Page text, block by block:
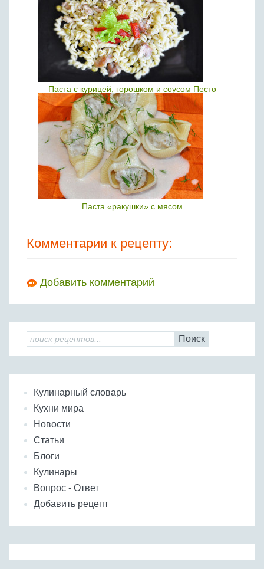
Паста с курицей, горошком и соусом Песто
Паста «ракушки» с мясом
Комментарии к рецепту:
Добавить комментарий
Поиск
Кулинарный словарь
Кухни мира
Новости
Статьи
Блоги
Кулинары
Вопрос - Ответ
Добавить рецепт